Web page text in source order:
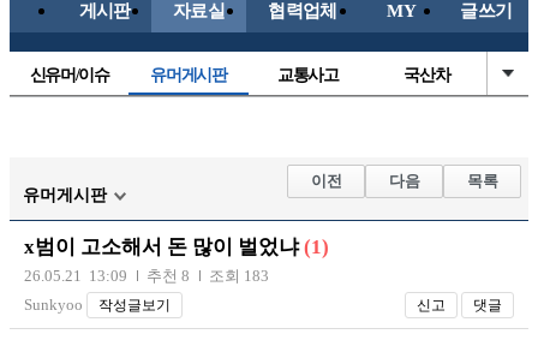
게시판 자료실 협력업체 MY 글쓰기
신유머/이슈 유머게시판 교통사고 국산차
자유사진 군사/무기
트럭/버스
장착시공사진
유머게시판
이전 다음 목록
x범이 고소해서 돈 많이 벌었냐 (1)
26.05.21 13:09 추천 8
조회 183
Sunkyoo
작성글보기 신고 댓글